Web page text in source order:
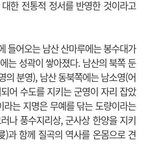
한 전통적 정서를 반영한 것이라고
들어오는 남산 산마루에는 봉수대가
는 성곽이 쌓아졌다. 남산의 북쪽 둔
의 분영), 남산 동북쪽에는 남소영(어
어 수도를 지키는 군영이 자리 잡았
라는 지명은 무예를 닦는 도량이라는
나 풍수지리상, 군사상 한양을 지키
)과 함께 질곡의 역사를 온몸으로 견